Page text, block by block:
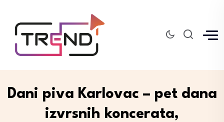
Dani piva Karlovac – pet dana
izvrsnih koncerata,